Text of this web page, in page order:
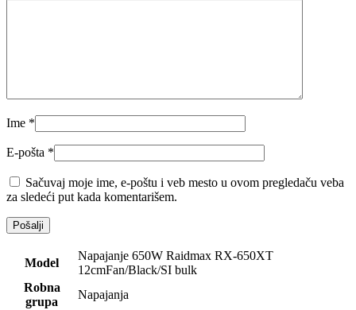
Ime *
E-pošta *
Sačuvaj moje ime, e-poštu i veb mesto u ovom pregledaču veba
za sledeći put kada komentarišem.
Model
Napajanje 650W Raidmax RX-650XT
12cmFan/Black/SI bulk
Robna
grupa
Napajanja